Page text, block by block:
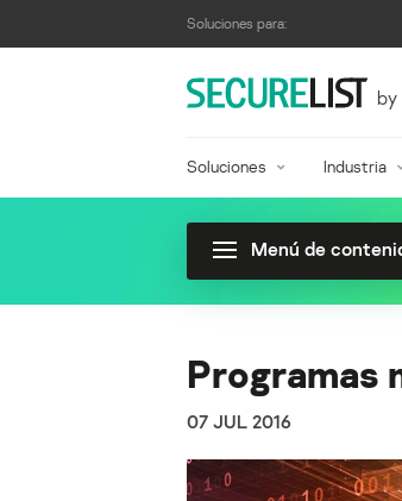
Soluciones para:
by
Soluciones Industria
Menú de
Programas
07 JUL 2016